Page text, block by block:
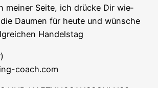
mei­ner Sei­te, ich drü­cke Dir wie­
Dau­men für heu­te und wün­sche
Handelstag
coach.com